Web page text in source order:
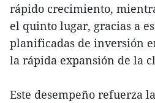
rápido crecimiento,
el quinto lugar, gracias a
planificadas de inversión
la rápida expansión de la
Este desempeño refuerza